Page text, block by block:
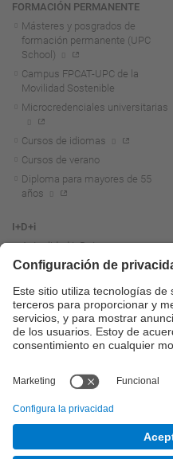
FORMACIÓN PERMANENTE
Másteres y posgrados de
formación permanente (UPC
School)
Campus FPCAT-UPC de la
Movilidad Sostenible
Microcredenciales universitarias
Cursos de idiomas
Cursos de verano
Diploma para mayores de 55
años
I+D+i
Actualidad I+D+I
La investigación en la UPC
Fomento y apoyo a la
investigación
La transferencia, el
emprendimiento y la innovación
en la UPC
transferencia, el emprendimiento
Servicios a las empresas
Servicios Científico-técnicos